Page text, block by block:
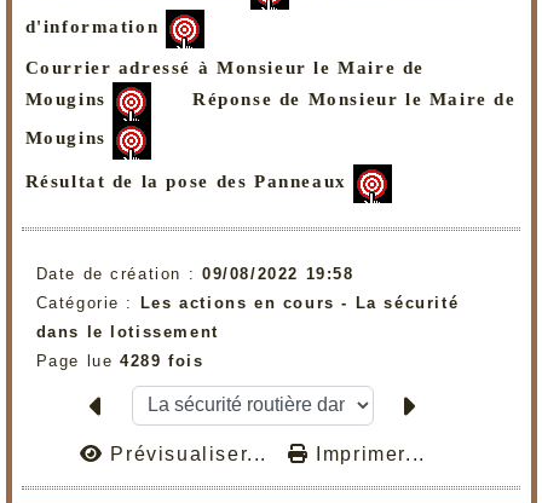
d'information
Courrier adressé à Monsieur le Maire de
Mougins
Réponse de Monsieur le Maire de
Mougins
Résultat de la pose des Panneaux
Date de création : 09/08/2022 19:58
Catégorie : Les actions en cours - La sécurité
dans le lotissement
Page lue 4289 fois
Prévisualiser... Imprimer...